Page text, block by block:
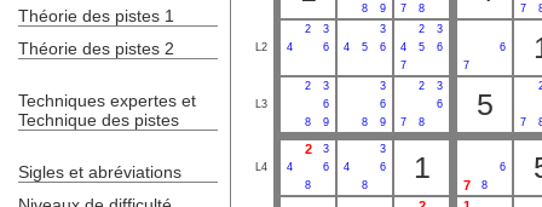
8
9
7
8 7
L2
2
3
4
6
3
4
5 6
2
3
4
5
6
7
6
7
L3
2
3
6
8
9
3
6
8
9
2
3
6
7
8
5
7
L4
2
3
4
6
8
3
4
6
8
1 6
7 8
Théorie des pistes 1
Théorie des pistes 2
Techniques expertes et
Technique des pistes
Sigles et abréviations